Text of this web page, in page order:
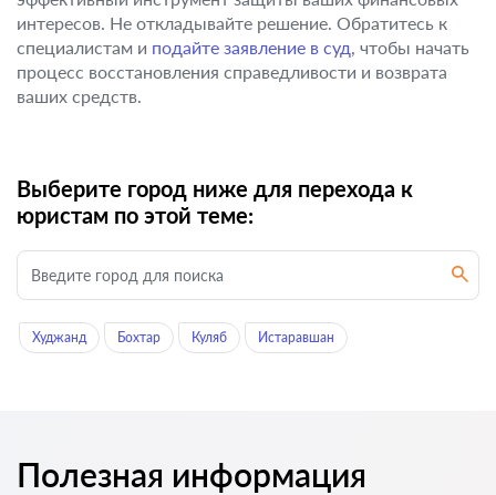
интересов. Не откладывайте решение. Обратитесь к
специалистам и подайте заявление в суд, чтобы начать
процесс восстановления справедливости и возврата
ваших средств.
Выберите город ниже для перехода к
юристам по этой теме:
Худжанд Бохтар Куляб Истаравшан
Полезная информация